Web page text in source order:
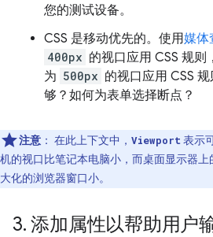
您的测试设备。
CSS 是移动优先的。使用媒体
400px 的视口应用 CSS 规
为 500px 的视口应用 CSS
够？如何为表单选择断点？
注意 ： 在此上下文中， Viewport 表示
机的视口比笔记本电脑小，而桌面显示器
大化的浏览器窗口小。
3. 添加属性以帮助用户